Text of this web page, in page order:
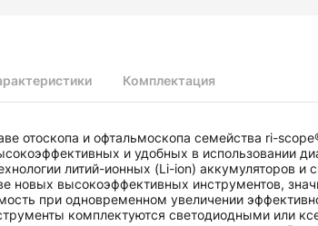
ri-vision
стетоскопов
Комплектация
отоскопа и офтальмоскопа семейства ri-
и удобных в использовании
литий-ионных (Li-ion) аккумуляторов и
новых высокоэффективных инструментов,
при одновременном увеличении
комплектуются светодиодными или